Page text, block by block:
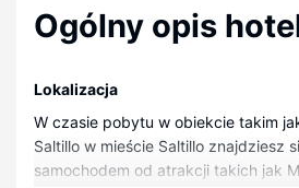
Ogólny opis
Lokalizacja
W czasie pobytu w obiekcie takim
Saltillo w mieście Saltillo znajdziesz
samochodem od atrakcji takich jak